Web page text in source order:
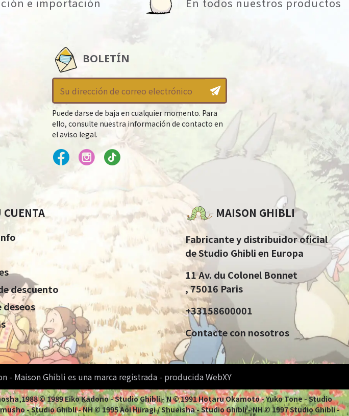
BOLETÍN
Puede darse de baja en cualquier momento. Para
ello, consulte nuestra información de contacto en
el aviso legal.
CUENTA
descuento
deseos
MAISON GHIBLI
Fabricante y distribuidor oficial
de Studio Ghibli en Europa
11 Av. du Colonel Bonnet
, 75016 Paris
+33158600001
Contacte con nosotros
Maison Ghibli es una marca registrada - producida WebXY
© 1989 Eiko Kadono - Studio Ghibli - N © 1991 Hotaru Okamoto - Yuko Tone - Studio
- Studio Ghibli - NH © 1995 Aoi Hiiragi / Shueisha - Studio Ghibli - NH © 1997 Studio Ghibli -